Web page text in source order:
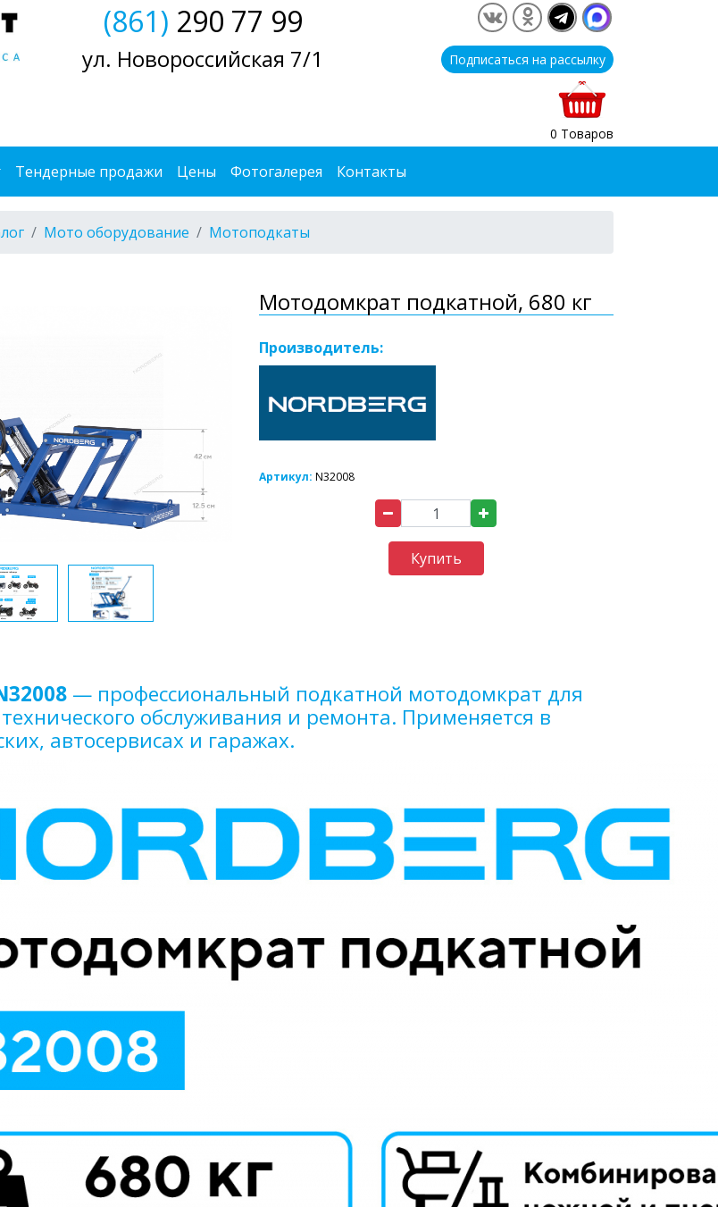
(861) 290 77 99
ул. Новороссийская 7/1 Подписаться на рассылку
0 Товаров
Тендерные продажи Цены Фотогалерея Контакты
Мото оборудование Мотоподкаты
Мотодомкрат подкатной, 680 кг
Производитель:
Артикул: N32008
Купить
— профессиональный подкатной мотодомкрат для
обслуживания и ремонта. Применяется в
автосервисах и гаражах.